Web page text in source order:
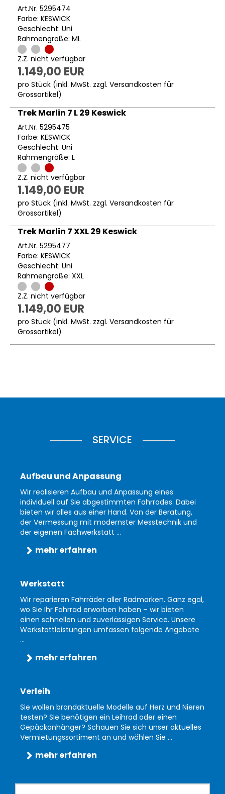
Art.Nr. 5295474
Farbe: KESWICK
Geschlecht: Uni
Rahmengröße: ML
Z.Z. nicht verfügbar
1.149,00 EUR
pro Stück (inkl. MwSt. zzgl. Versandkosten für
Grossartikel)
Trek Marlin 7 L 29 Keswick
Art.Nr. 5295475
Farbe: KESWICK
Geschlecht: Uni
Rahmengröße: L
Z.Z. nicht verfügbar
1.149,00 EUR
pro Stück (inkl. MwSt. zzgl. Versandkosten für
Grossartikel)
Trek Marlin 7 XXL 29 Keswick
Art.Nr. 5295477
Farbe: KESWICK
Geschlecht: Uni
Rahmengröße: XXL
Z.Z. nicht verfügbar
1.149,00 EUR
pro Stück (inkl. MwSt. zzgl. Versandkosten für
Grossartikel)
SERVICE
Aufbau und Anpassung
Wir realisieren Aufbau und Anpassung eines
individuell auf Sie abgestimmten Fahrrades. Dabei
bieten wir alles aus einer Hand. Von der Beratung,
der Vermessung mit modernster Messtechnik und
der eigenen Fachwerkstatt ...
mehr erfahren
Werkstatt
Wir reparieren Fahrräder aller Radmarken. Ganz egal,
wo Sie Ihr Fahrrad erworben haben – wir bieten
einen schnellen und zuverlässigen Service. Unsere
Werkstattleistungen umfassen folgende Angebote
...
mehr erfahren
Verleih
Sie wollen brandaktuelle Modelle auf Herz und Nieren
testen? Sie benötigen ein Leihrad oder einen
Gepäckanhänger? Schauen Sie sich unser aktuelles
Vermietungssortiment an und wählen Sie ...
mehr erfahren